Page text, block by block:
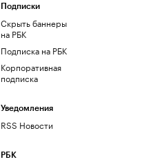
Подписки
Скрыть баннеры
на РБК
Подписка на РБК
Корпоративная
подписка
Уведомления
RSS Новости
РБК